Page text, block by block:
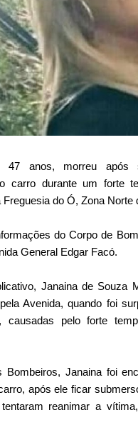
47 anos, morreu após
carro durante um forte
do Ó, Zona Norte
do Corpo de
General Edgar Facó.
Janaina de Souza
Avenida, quando foi
causadas pelo forte
Bombeiros, Janaina foi
após ele ficar
reanimar a